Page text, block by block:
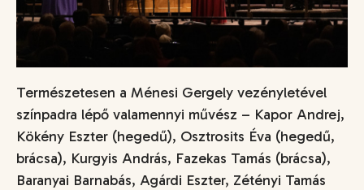
Természetesen a Ménesi Gergely vezényletével
színpadra lépő valamennyi művész – Kapor Andrej,
Kökény Eszter (hegedű), Osztrosits Éva (hegedű,
brácsa), Kurgyis András, Fazekas Tamás (brácsa),
Baranyai Barnabás, Agárdi Eszter, Zétényi Tamás